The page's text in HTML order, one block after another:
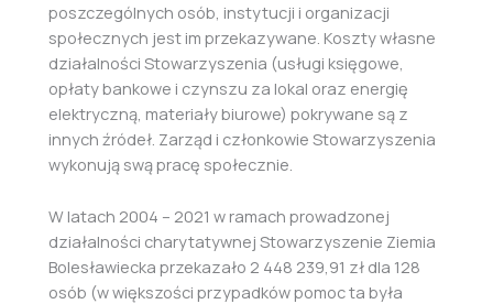
poszczególnych osób, instytucji i organizacji
społecznych jest im przekazywane. Koszty własne
działalności Stowarzyszenia (usługi księgowe,
opłaty bankowe i czynszu za lokal oraz energię
elektryczną, materiały biurowe) pokrywane są z
innych źródeł. Zarząd i członkowie Stowarzyszenia
wykonują swą pracę społecznie.
W latach 2004 – 2021 w ramach prowadzonej
działalności charytatywnej Stowarzyszenie Ziemia
Bolesławiecka przekazało 2 448 239,91 zł dla 128
osób (w większości przypadków pomoc ta była